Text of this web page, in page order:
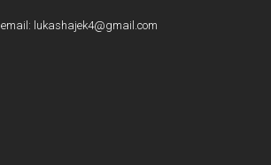
email: lukashajek4@gmail.com